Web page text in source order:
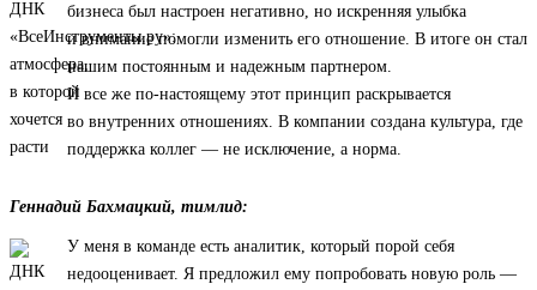
бизнеса был настроен негативно, но искренняя улыбка
и внимание помогли изменить его отношение. В итоге он стал
нашим постоянным и надежным партнером.
И все же по-настоящему этот принцип раскрывается
во внутренних отношениях. В компании создана культура, где
поддержка коллег — не исключение, а норма.
Геннадий Бахмацкий, тимлид:
У меня в команде есть аналитик, который порой себя
недооценивает. Я предложил ему попробовать новую роль —